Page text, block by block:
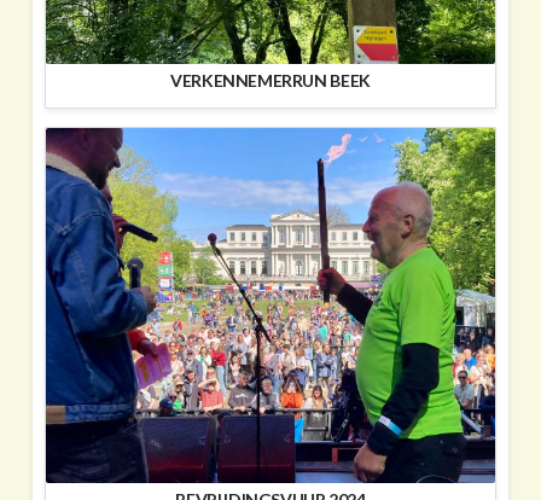
VERKENNEMERRUN BEEK